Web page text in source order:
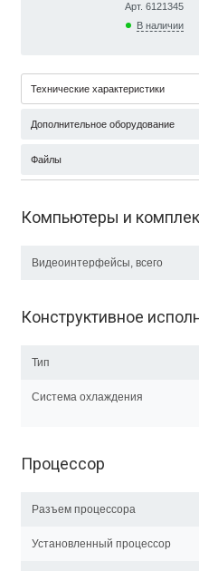
Арт. 6121345
В наличии
Технические характеристики
Дополнительное оборудование
Файлы
Компьютеры и
Видеоинтерфейсы, всего
Конструктивное
Тип
Система охлаждения
Процессор
Разъем процессора
Установленный процессор